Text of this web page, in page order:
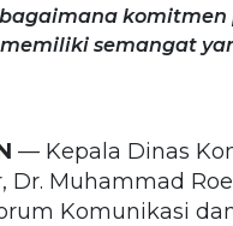
semangat
— Kepala Dinas
Dr. Muhammad
Komunikasi